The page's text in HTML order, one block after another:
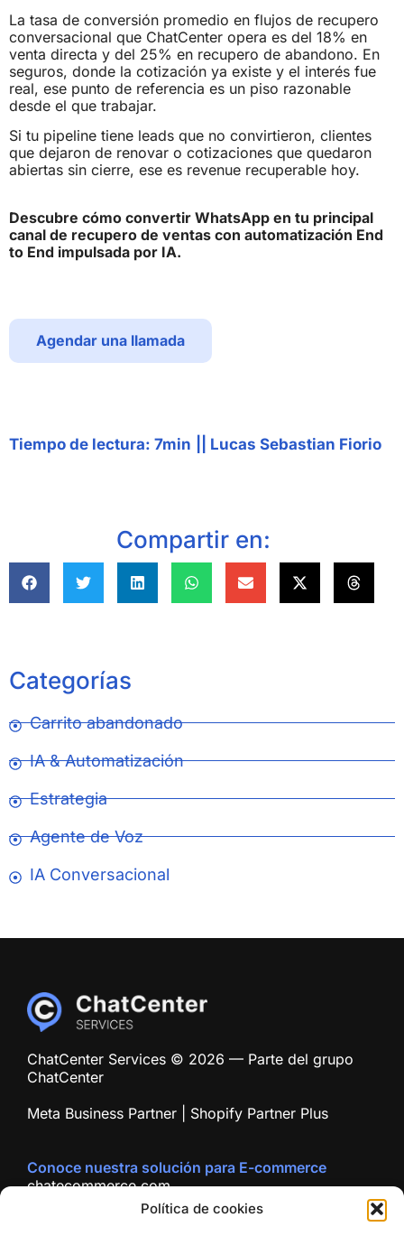
Polí­tica de cookies
La tasa de conversión promedio en flujos de recupero
conversacional que ChatCenter opera es del 18% en
venta directa y del 25% en recupero de abandono. En
seguros, donde la cotización ya existe y el interés fue
real, ese punto de referencia es un piso razonable
desde el que trabajar.
Si tu pipeline tiene leads que no convirtieron, clientes
que dejaron de renovar o cotizaciones que quedaron
abiertas sin cierre, ese es revenue recuperable hoy.
Descubre cómo convertir WhatsApp en tu principal
canal de recupero de ventas con automatización End
to End impulsada por IA.
Agendar una llamada
Tiempo de lectura: 7min Lucas Sebastian Fiorio
Compartir en:
Categorías
Carrito abandonado
IA & Automatización
Estrategia
Agente de Voz
IA Conversacional
ChatCenter Services © 2026 — Parte del grupo
ChatCenter
Meta Business Partner | Shopify Partner Plus
Conoce nuestra solución para E-commerce
chatecommerce.com